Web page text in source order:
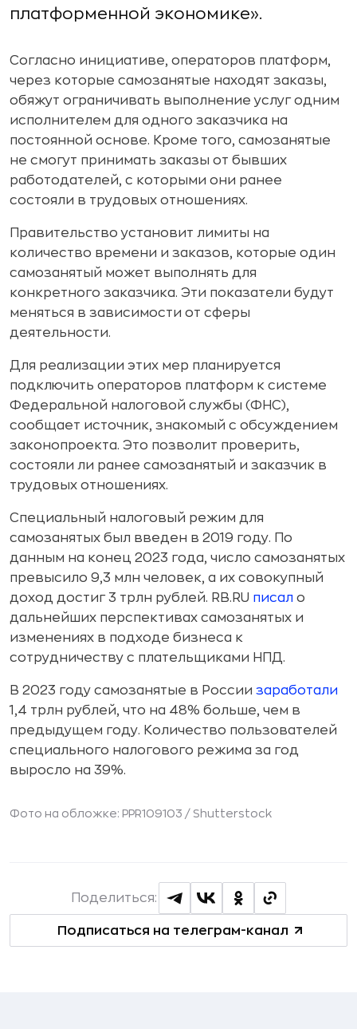
платформенной экономике».
Согласно инициативе, операторов платформ,
через которые самозанятые находят заказы,
обяжут ограничивать выполнение услуг одним
исполнителем для одного заказчика на
постоянной основе. Кроме того, самозанятые
не смогут принимать заказы от бывших
работодателей, с которыми они ранее
состояли в трудовых отношениях.
Правительство установит лимиты на
количество времени и заказов, которые один
самозанятый может выполнять для
конкретного заказчика. Эти показатели будут
меняться в зависимости от сферы
деятельности.
Для реализации этих мер планируется
подключить операторов платформ к системе
Федеральной налоговой службы (ФНС),
сообщает источник, знакомый с обсуждением
законопроекта. Это позволит проверить,
состояли ли ранее самозанятый и заказчик в
трудовых отношениях.
Специальный налоговый режим для
самозанятых был введен в 2019 году. По
данным на конец 2023 года, число самозанятых
превысило 9,3 млн человек, а их совокупный
доход достиг 3 трлн рублей. RB.RU писал о
дальнейших перспективах самозанятых и
изменениях в подходе бизнеса к
сотрудничеству с плательщиками НПД.
В 2023 году самозанятые в России заработали
1,4 трлн рублей, что на 48% больше, чем в
предыдущем году. Количество пользователей
специального налогового режима за год
выросло на 39%.
Фото на обложке: PPR109103 / Shutterstock
Подписаться на телеграм-канал
Поделиться: